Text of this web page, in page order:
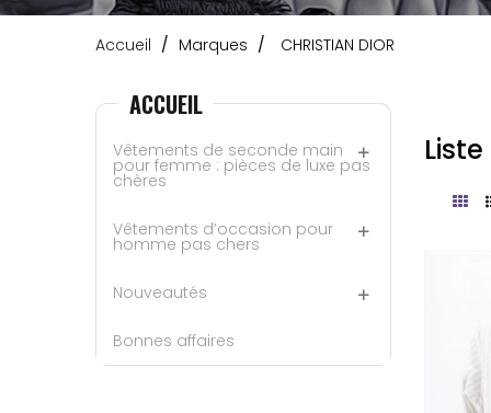
Accueil Marques CHRISTIAN DIOR
ACCUEIL
Vêtements de seconde main
pour femme : pièces de luxe pas
chères
Vêtements d’occasion pour
homme pas chers
Nouveautés
Bonnes affaires